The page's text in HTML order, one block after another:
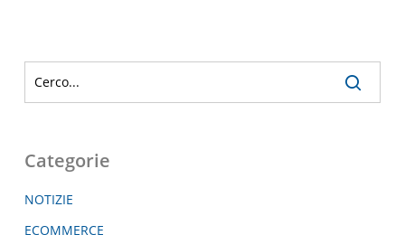
Categorie
NOTIZIE
ECOMMERCE